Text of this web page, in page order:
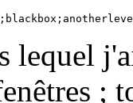
lequel
;